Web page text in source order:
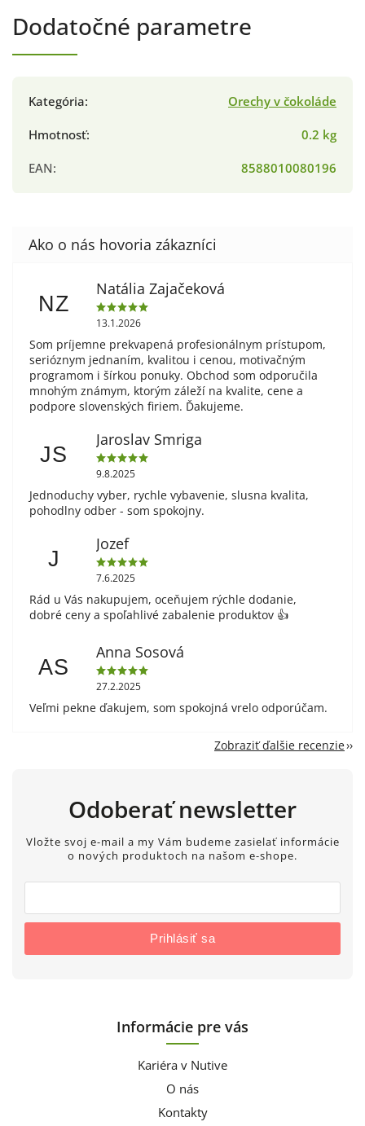
Dodatočné parametre
Kategória:
Orechy v čokoláde
Hmotnosť:
0.2 kg
EAN: 8588010080196
NZ
Natália Zajačeková
13.1.2026
Som príjemne prekvapená profesionálnym prístupom,
serióznym jednaním, kvalitou i cenou, motivačným
programom i šírkou ponuky. Obchod som odporučila
mnohým známym, ktorým záleží na kvalite, cene a
podpore slovenských firiem. Ďakujeme.
JS
Jaroslav Smriga
9.8.2025
Jednoduchy vyber, rychle vybavenie, slusna kvalita,
pohodlny odber - som spokojny.
J
Jozef
7.6.2025
Rád u Vás nakupujem, oceňujem rýchle dodanie,
dobré ceny a spoľahlivé zabalenie produktov 👍
AS
Anna Sosová
27.2.2025
Veľmi pekne ďakujem, som spokojná vrelo odporúčam.
Zobraziť ďalšie recenzie
Odoberať newsletter
Vložte svoj e-mail a my Vám budeme zasielať informácie
o nových produktoch na našom e-shope.
Prihlásiť sa
Informácie pre vás
Kariéra v Nutive
O nás
Kontakty